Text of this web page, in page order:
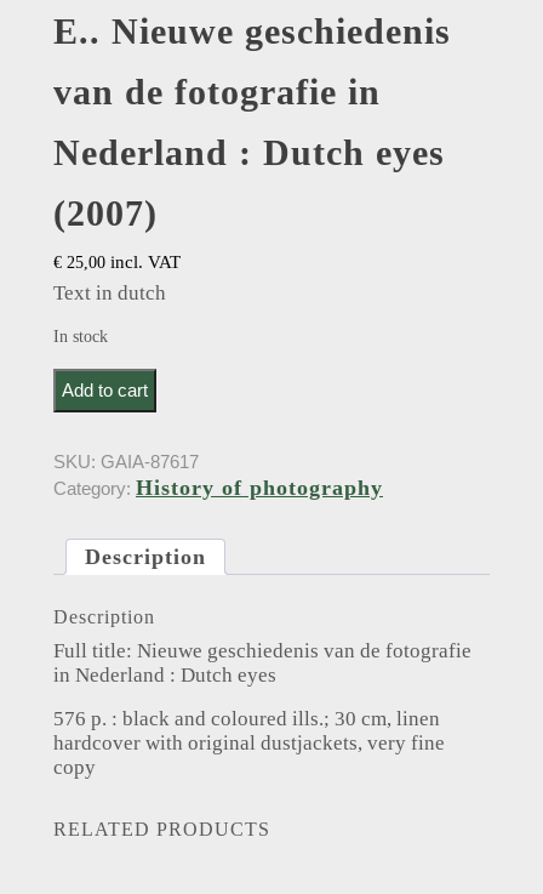
E.. Nieuwe geschiedenis
van de fotografie in
Nederland : Dutch eyes
(2007)
€ 25,00 incl. VAT
Text in dutch
In stock
Bool, F.A.S.; Brinkman, E.. Nieuwe geschiedenis van
de fotografie in Nederland : Dutch eyes (2007) quantity
Add to cart
SKU: GAIA-87617
Category: History of photography
Description
Description
Full title: Nieuwe geschiedenis van de fotografie
in Nederland : Dutch eyes
576 p. : black and coloured ills.; 30 cm, linen
hardcover with original dustjackets, very fine
copy
RELATED PRODUCTS